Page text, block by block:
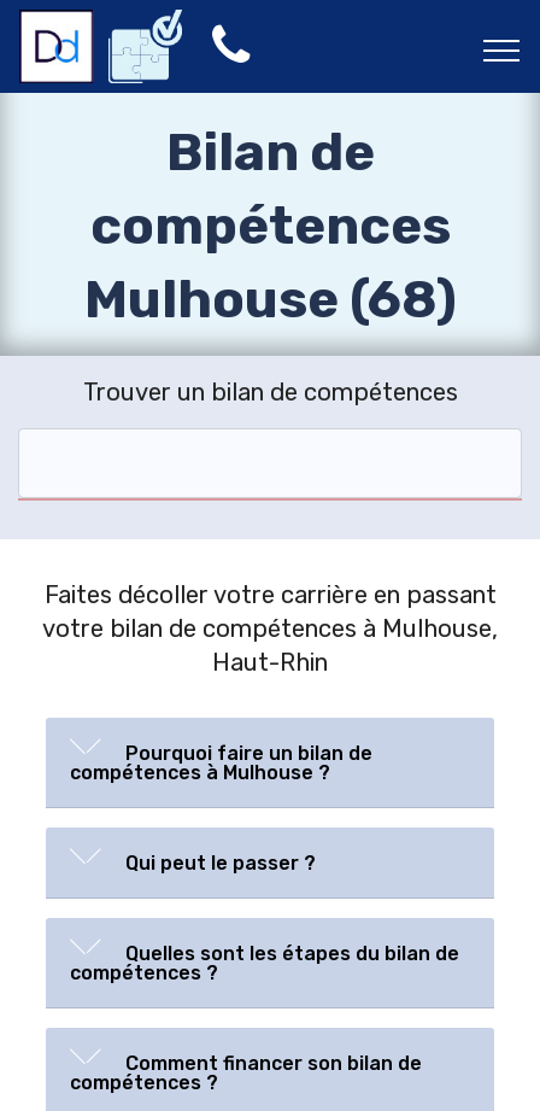
Bilan de
compétences
Mulhouse (68)
Trouver un bilan de compétences
Faites décoller votre carrière en passant
votre bilan de compétences à Mulhouse,
Haut-Rhin
Pourquoi faire un bilan de
compétences à Mulhouse ?
Qui peut le passer ?
Quelles sont les étapes du bilan de
compétences ?
Comment financer son bilan de
compétences ?